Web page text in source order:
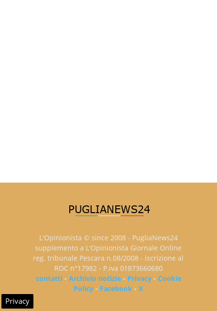
L'Opinionista © since 2008 - PugliaNews24
supplemento a L'Opinionista Giornale Online
reg. tribunale Pescara n.08/2008 - iscrizione al
ROC n°17982 - P.iva 01873660680
contatti- Archivio notizie- Privacy- Cookie
Policy - Facebook -X
Privacy